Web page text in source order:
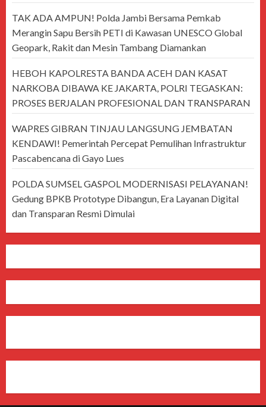
TAK ADA AMPUN! Polda Jambi Bersama Pemkab
Merangin Sapu Bersih PETI di Kawasan UNESCO Global
Geopark, Rakit dan Mesin Tambang Diamankan
HEBOH KAPOLRESTA BANDA ACEH DAN KASAT
NARKOBA DIBAWA KE JAKARTA, POLRI TEGASKAN:
PROSES BERJALAN PROFESIONAL DAN TRANSPARAN
WAPRES GIBRAN TINJAU LANGSUNG JEMBATAN
KENDAWI! Pemerintah Percepat Pemulihan Infrastruktur
Pascabencana di Gayo Lues
POLDA SUMSEL GASPOL MODERNISASI PELAYANAN!
Gedung BPKB Prototype Dibangun, Era Layanan Digital
dan Transparan Resmi Dimulai